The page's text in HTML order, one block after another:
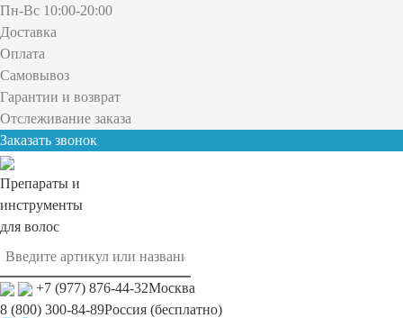
Пн-Вс 10:00-20:00
Доставка
Оплата
Самовывоз
Гарантии и возврат
Отслеживание заказа
Заказать звонок
Препараты и
инструменты
для волос
+7 (977) 876-44-32Москва
8 (800) 300-84-89Россия (бесплатно)